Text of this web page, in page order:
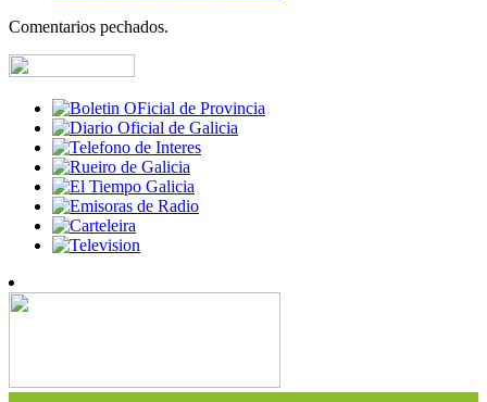
Comentarios pechados.